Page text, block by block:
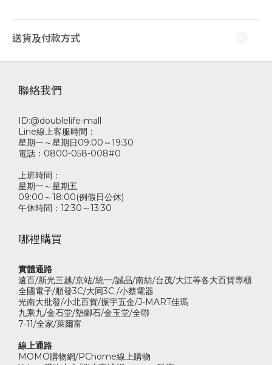
送貨及付款方式
聯絡我們
ID:@doublelife-mall
Line線上客服時間：
星期一～星期日09:00～19:30
電話：0800-058-008#0
上班時間：
星期一～星期五
09:00～18:00(例假日公休)
午休時間：12:30～13:30
哪裡購買
實體通路
遠百/新光三越/京站/統一/誠品/南紡/台茂/大江等各大百貨專櫃
全國電子/順發3C/大同3C /小蔡電器
光南大批發/小北百貨/振宇五金/J-MART佳瑪
九乘九/金石堂/墊腳石/金玉堂/全聯
7-11/全家/萊爾富
線上通路
MOMO購物網/PChome線上購物